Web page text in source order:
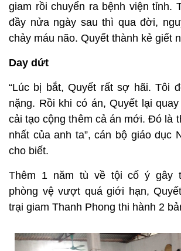
giam rồi chuyển ra bệnh viện tỉnh.
đầy nửa ngày sau thì qua đời,
chảy máu não. Quyết thành kẻ giết
Day dứt
“Lúc bị bắt, Quyết rất sợ hãi. Tôi
nặng. Rồi khi có án, Quyết lại
cải tạo cộng thêm cả án mới. Đó là
nhất của anh ta”, cán bộ giáo dục
cho biết.
Thêm 1 năm tù về tội cố ý gây
phòng vệ vượt quá giới hạn,
trại giam Thanh Phong thi hành 2